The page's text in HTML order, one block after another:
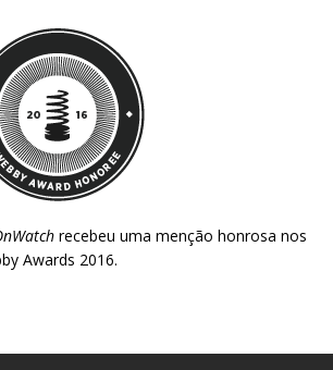
recebeu uma menção honrosa nos
Awards 2016.